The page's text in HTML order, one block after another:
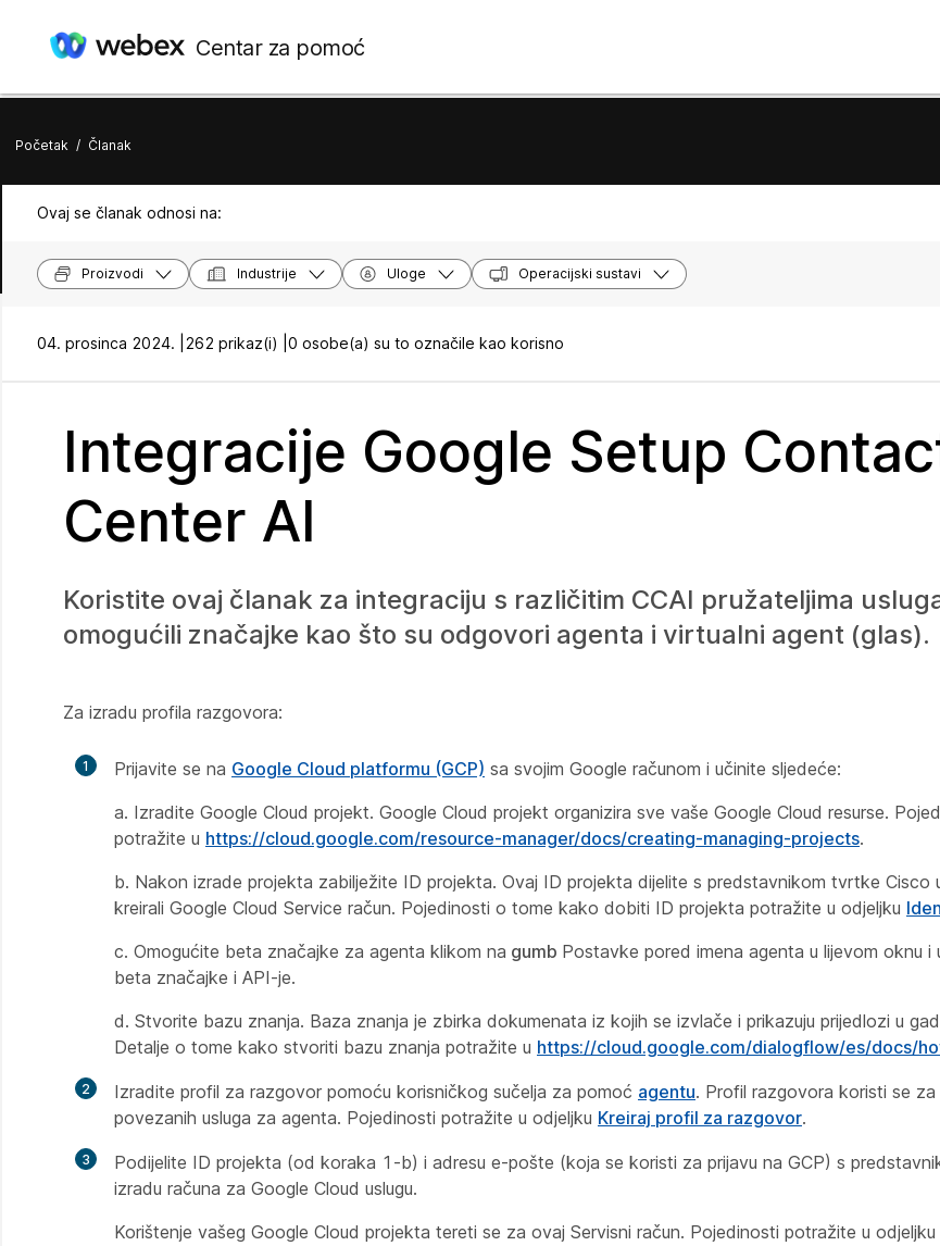
Centar za pomoć
Početak / Članak
Ovaj se članak odnosi na:
Proizvodi Industrije Uloge Operacijski sustavi
04. prosinca 2024. | 262 prikaz(i) | 0 osobe(a) su to označile kao korisno
Integracije Google Setup
Center AI
Koristite ovaj članak za integraciju s različitim CCAI pružateljima
omogućili značajke kao što su odgovori agenta i virtualni agent (glas).
Za izradu profila razgovora:
1 Prijavite se na Google Cloud platformu (GCP) sa svojim Google računom i učinite sljedeće:
a. Izradite Google Cloud projekt. Google Cloud projekt organizira sve vaše Google Cloud resurse.
potražite u https://cloud.google.com/resource-manager/docs/creating-managing-projects.
b. Nakon izrade projekta zabilježite ID projekta. Ovaj ID projekta dijelite s predstavnikom tvrtke Cisco
kreirali Google Cloud Service račun. Pojedinosti o tome kako dobiti ID projekta potražite u odjeljku
c. Omogućite beta značajke za agenta klikom na gumb Postavke pored imena agenta u lijevom oknu i
beta značajke i API-je.
d. Stvorite bazu znanja. Baza znanja je zbirka dokumenata iz kojih se izvlače i prikazuju prijedlozi u
Detalje o tome kako stvoriti bazu znanja potražite u https://cloud.google.com/dialogflow/es/docs/
2 Izradite profil za razgovor pomoću korisničkog sučelja za pomoć agentu. Profil razgovora koristi se
povezanih usluga za agenta. Pojedinosti potražite u odjeljku Kreiraj profil za razgovor.
3
Podijelite ID projekta (od koraka 1-b) i adresu e-pošte (koja se koristi za prijavu na GCP) s
izradu računa za Google Cloud uslugu.
Korištenje vašeg Google Cloud projekta tereti se za ovaj Servisni račun. Pojedinosti potražite u odjeljku